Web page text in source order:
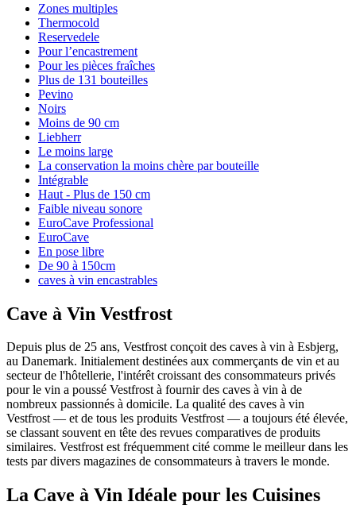
Zones multiples
Thermocold
Reservedele
Pour l’encastrement
Pour les pièces fraîches
Plus de 131 bouteilles
Pevino
Noirs
Moins de 90 cm
Liebherr
Le moins large
La conservation la moins chère par bouteille
Intégrable
Haut - Plus de 150 cm
Faible niveau sonore
EuroCave Professional
EuroCave
En pose libre
De 90 à 150cm
caves à vin encastrables
Cave à Vin Vestfrost
Depuis plus de 25 ans, Vestfrost conçoit des caves à vin à Esbjerg,
au Danemark. Initialement destinées aux commerçants de vin et au
secteur de l'hôtellerie, l'intérêt croissant des consommateurs privés
pour le vin a poussé Vestfrost à fournir des caves à vin à de
nombreux passionnés à domicile. La qualité des caves à vin
Vestfrost — et de tous les produits Vestfrost — a toujours été élevée,
se classant souvent en tête des revues comparatives de produits
similaires. Vestfrost est fréquemment cité comme le meilleur dans les
tests par divers magazines de consommateurs à travers le monde.
La Cave à Vin Idéale pour les Cuisines